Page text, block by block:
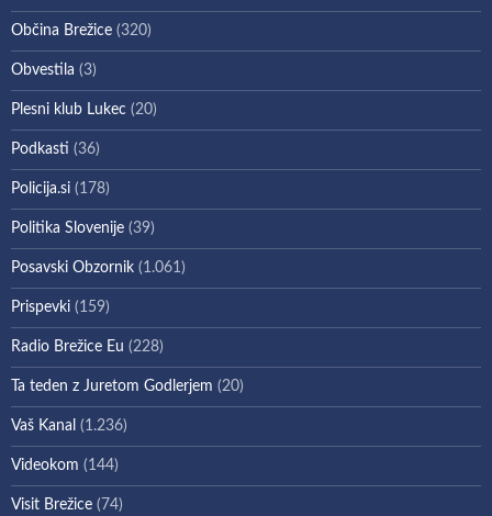
Občina Brežice (320)
Obvestila (3)
Plesni klub Lukec (20)
Podkasti (36)
Policija.si (178)
Politika Slovenije (39)
Posavski Obzornik (1.061)
Prispevki (159)
Radio Brežice Eu (228)
Ta teden z Juretom Godlerjem (20)
Vaš Kanal (1.236)
Videokom (144)
Visit Brežice (74)